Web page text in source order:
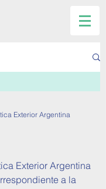
Exterior Argentina
Exterior Argentina
a la